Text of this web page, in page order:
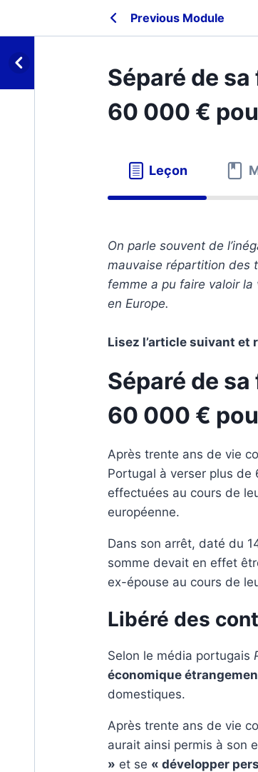
Previous Module
Séparé de
60 000 €
Leçon
On parle souvent de
mauvaise répartition des
femme a pu faire valoir la
en Europe.
Lisez l’article suivant et
Séparé de
60 000 €
Après trente ans de vie
Portugal à verser plus de
effectuées au cours de
européenne.
Dans son arrêt, daté du
somme devait en effet
ex-épouse au cours de
Libéré des
Selon le média portugais
économique
domestiques.
Après trente ans de vie
aurait ainsi permis à son
» et se « développer